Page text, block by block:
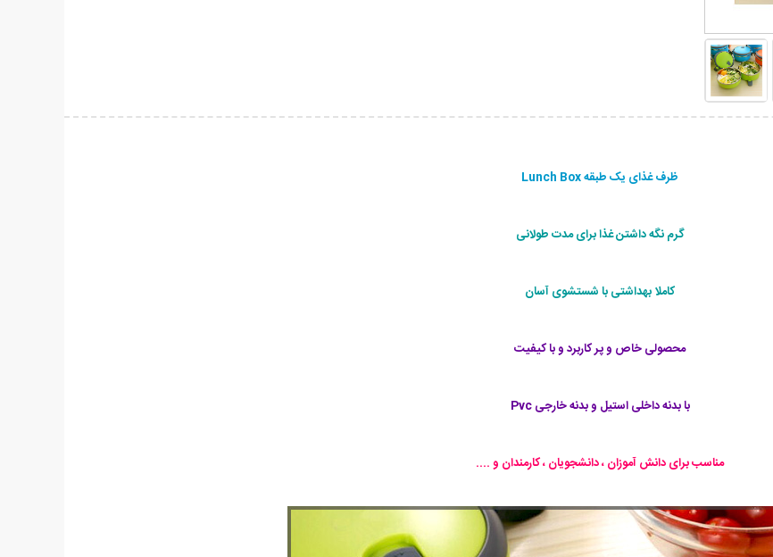
ظرف غذای یک طبقه Lunch Box
گرم نگه داشتن غذا برای مدت طولانی
کاملا بهداشتی با شستشوی آسان
محصولی خاص و پر کاربرد و با کیفیت
با بدنه داخلی استیل و بدنه خارجی Pvc
مناسب برای دانش آموزان ، دانشجویان ، کارمندان و ....